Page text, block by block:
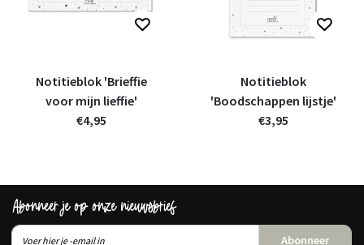
Notitieblok 'Brieffie
voor mijn lieffie'
€4,95
Notitieblok
'Boodschappen lijstje'
€3,95
Abonneer je op onze nieuwsbrief
Abonneer